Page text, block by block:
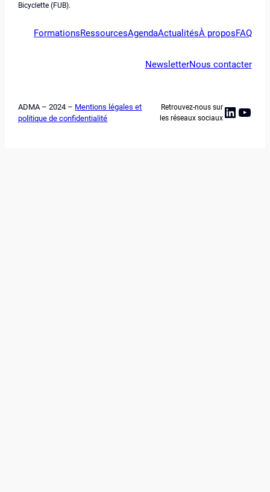
Bicyclette (FUB).
FormationsRessourcesAgendaActualitésÀ proposFAQ
NewsletterNous contacter
ADMA – 2024 – Mentions légales et
politique de confidentialité
Retrouvez-nous sur
les réseaux sociaux